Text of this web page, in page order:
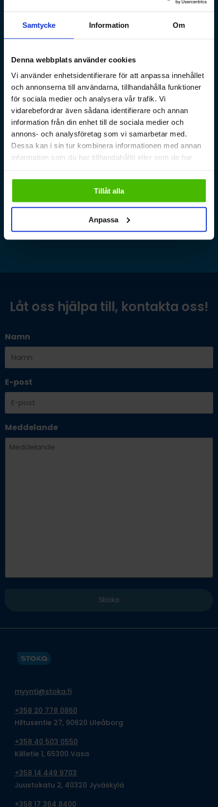
Samtycke Information Om
Denna webbplats använder cookies
Vi använder enhetsidentifierare för att anpassa innehållet
och annonserna till användarna, tillhandahålla funktioner
för sociala medier och analysera vår trafik. Vi
vidarebefordrar även sådana identifierare och annan
information från din enhet till de sociala medier och
annons- och analysföretag som vi samarbetar med.
Dessa kan i sin tur kombinera informationen med annan
information som du har tillhandahållit eller som de har
Tillåt alla
Anpassa
Låt oss hjälpa till, kontakta oss!
Namn
E-post
Meddelande
myynti@stoka.fi
+358 20 778 0860
Hiltusentie 27, 90620 Uleåborg
+358 40 503 0550
Kiilletie 1, 65300 Vasa
+358 14 449 9703
Juustokatu 2, 40320 Jyväskylä
+358 17 364 8400